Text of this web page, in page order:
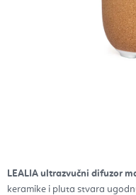
LEALIA ultrazvučni difuzor
keramike i pluta stvara